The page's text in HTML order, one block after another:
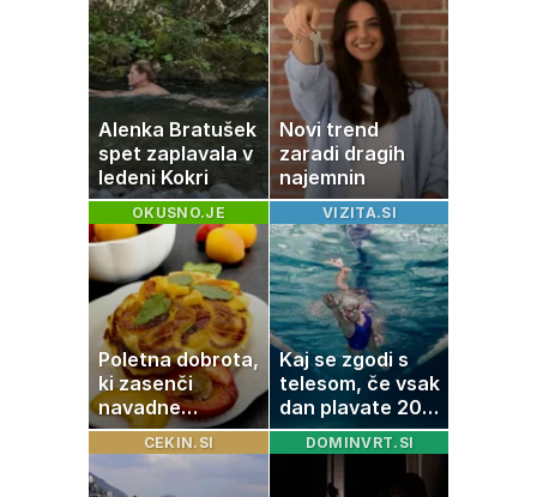
Alenka Bratušek
spet zaplavala v
ledeni Kokri
Novi trend
zaradi dragih
najemnin
OKUSNO.JE
Poletna dobrota,
ki zasenči
navadne
palačinke
VIZITA.SI
Kaj se zgodi s
telesom, če vsak
dan plavate 20
minut? Učinki, ki
jih morda ne
pričakujete
CEKIN.SI DOMINVRT.SI